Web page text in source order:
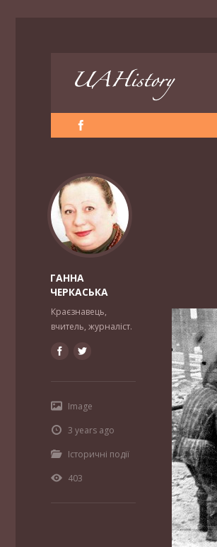
ГАННА
ЧЕРКАСЬКА
Краєзнавець,
вчитель, журналіст.
Image
3 years ago
Історичні події
403